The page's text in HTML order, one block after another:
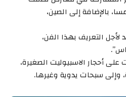
بالإضافة إلى الصين،
لأجل التعريف بهذا الفن،
على أحجار الاسبيوليت الصغيرة،
وإلى سبحات يدوية وغيرها.